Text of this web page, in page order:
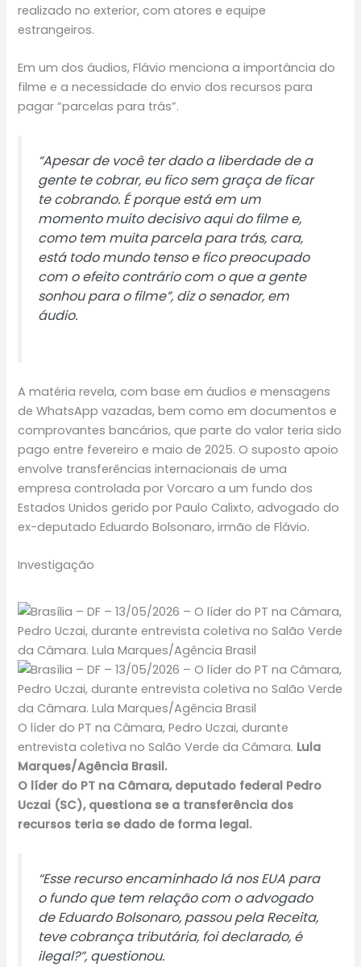
realizado no exterior, com atores e equipe
estrangeiros.
Em um dos áudios, Flávio menciona a importância do
filme e a necessidade do envio dos recursos para
pagar “parcelas para trás”.
“Apesar de você ter dado a liberdade de a
gente te cobrar, eu fico sem graça de ficar
te cobrando. É porque está em um
momento muito decisivo aqui do filme e,
como tem muita parcela para trás, cara,
está todo mundo tenso e fico preocupado
com o efeito contrário com o que a gente
sonhou para o filme”, diz o senador, em
áudio.
A matéria revela, com base em áudios e mensagens
de WhatsApp vazadas, bem como em documentos e
comprovantes bancários, que parte do valor teria sido
pago entre fevereiro e maio de 2025. O suposto apoio
envolve transferências internacionais de uma
empresa controlada por Vorcaro a um fundo dos
Estados Unidos gerido por Paulo Calixto, advogado do
ex-deputado Eduardo Bolsonaro, irmão de Flávio.
Investigação
O líder do PT na Câmara, Pedro Uczai, durante
entrevista coletiva no Salão Verde da Câmara. Lula
Marques/Agência Brasil.
O líder do PT na Câmara, deputado federal Pedro
Uczai (SC), questiona se a transferência dos
recursos teria se dado de forma legal.
“Esse recurso encaminhado lá nos EUA para
o fundo que tem relação com o advogado
de Eduardo Bolsonaro, passou pela Receita,
teve cobrança tributária, foi declarado, é
ilegal?”, questionou.